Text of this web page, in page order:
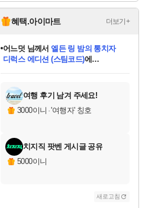
혜택.아이마트 더보기+
당첨되셨습니다.
당첨되셨습니다.
어느덧 님께서엘든 링 밤의 통치자
디럭스 에디션 (스팀코드)에
당첨되셨습니다.
에디션 (스팀코드) 를 교환.
당첨되셨습니다.
당첨되셨습니다.
당첨되셨습니다.
당첨되셨습니다.
여행 후기 남겨 주세요!
3000이니 ·'여행자' 칭호
치지직 팟벤 게시글 공유
5000이니
새로고침